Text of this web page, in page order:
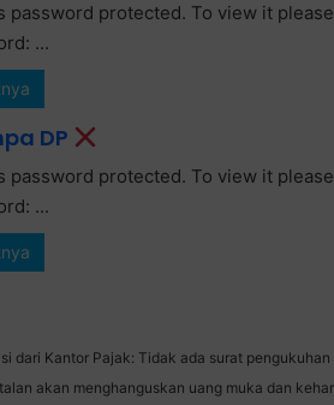
password protected. To view it
...
DP
password protected. To view it
...
dari Kantor Pajak: Tidak ada surat
akan menghanguskan uang muka dan